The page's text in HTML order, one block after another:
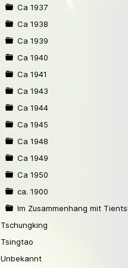
Ca 1937
Ca 1938
Ca 1939
Ca 1940
Ca 1941
Ca 1943
Ca 1944
Ca 1945
Ca 1948
Ca 1949
Ca 1950
ca. 1900
Im Zusammenhang mit
Tschungking
Tsingtao
Unbekannt